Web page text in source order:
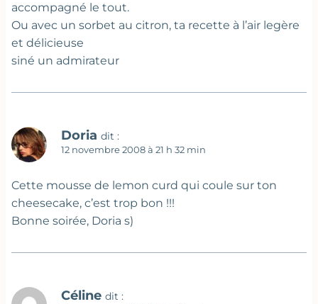
accompagné le tout.
Ou avec un sorbet au citron, ta recette à l’air legère
et délicieuse
siné un admirateur
Doria dit :
12 novembre 2008 à 21 h 32 min
Cette mousse de lemon curd qui coule sur ton
cheesecake, c’est trop bon !!!
Bonne soirée, Doria s)
Céline dit :